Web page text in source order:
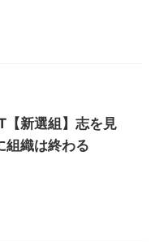
【新選組】志を見
組織は終わる